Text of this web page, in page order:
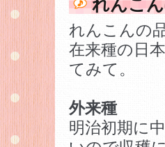
れんこ
れんこんの
在来種の日
てみて。
外来種
明治初期に